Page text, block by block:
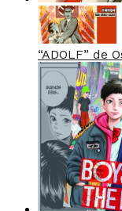
“ADOLF” de